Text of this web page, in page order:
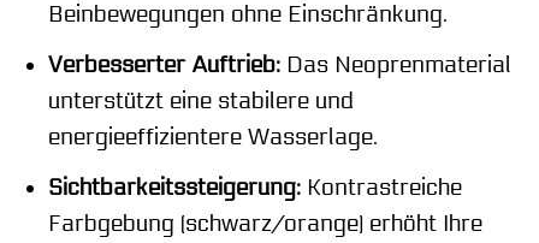
Beinbewegungen ohne Einschränkung.
Verbesserter Auftrieb:Das Neoprenmaterial
unterstützt eine stabilere und
energieeffizientere Wasserlage.
Sichtbarkeitssteigerung:Kontrastreiche
Farbgebung (schwarz/orange) erhöht Ihre